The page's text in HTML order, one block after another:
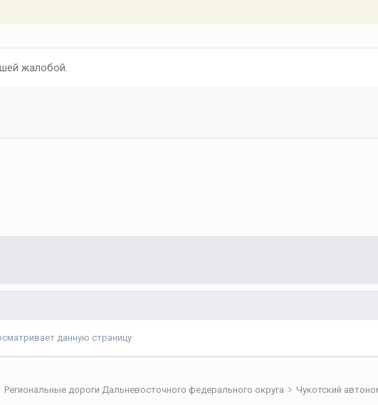
жалобой.
данную страницу
Региональные дороги Дальневосточного федерального округа
Чукотский